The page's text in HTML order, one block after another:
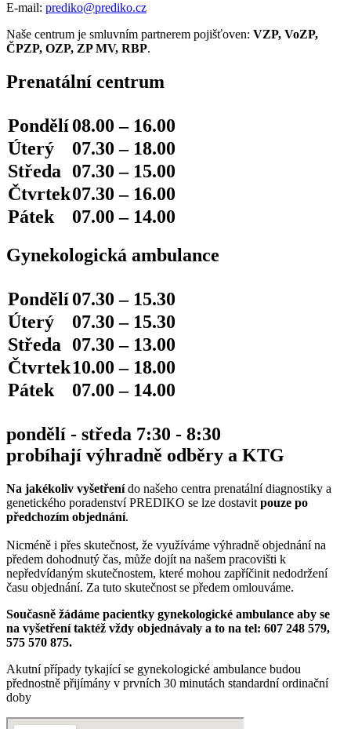
E-mail: prediko@prediko.cz
Naše centrum je smluvním partnerem pojišťoven: VZP, VoZP,
ČPZP, OZP, ZP MV, RBP.
Prenatální centrum
Pondělí08.00 – 16.00
Úterý
07.30 – 18.00
Středa
07.30 – 15.00
Čtvrtek07.30 – 16.00
Pátek
07.00 – 14.00
Gynekologická ambulance
Pondělí07.30 – 15.30
Úterý
07.30 – 15.30
Středa
07.30 – 13.00
Čtvrtek10.00 – 18.00
Pátek
07.00 – 14.00
pondělí - středa 7:30 - 8:30
probíhají výhradně odběry a KTG
Na jakékoliv vyšetřenído našeho centra prenatální diagnostiky a
genetického poradenství PREDIKO se lze dostavit pouze po
předchozím objednání.
Nicméně i přes skutečnost, že využíváme výhradně objednání na
předem dohodnutý čas, může dojít na našem pracovišti k
nepředvídaným skutečnostem, které mohou zapříčinit nedodržení
času objednání. Za tuto skutečnost se předem omlouváme.
Současně žádáme pacientky gynekologické ambulance aby se
na vyšetření taktéž vždy objednávaly a to na tel: 607 248 579,
575 570 875.
Akutní případy tykající se gynekologické ambulance budou
přednostně přijímány v prvních 30 minutách standardní ordinační
doby